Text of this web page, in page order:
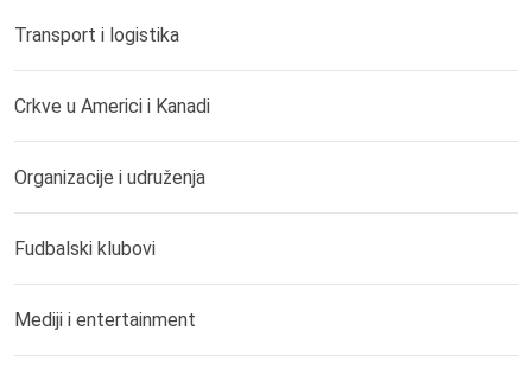
Transport i logistika
Crkve u Americi i Kanadi
Organizacije i udruženja
Fudbalski klubovi
Mediji i entertainment